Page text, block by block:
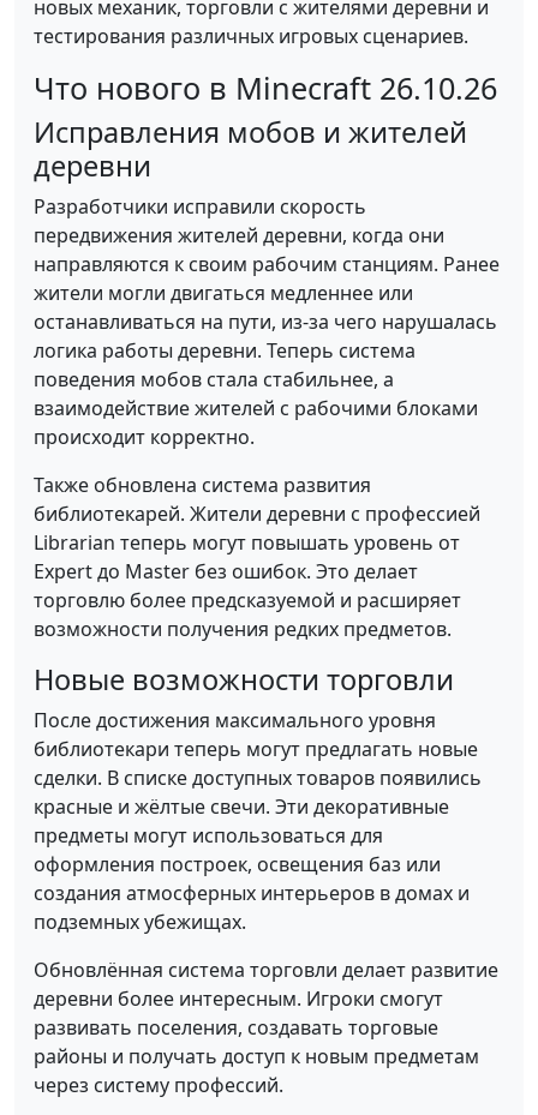
новых механик, торговли с жителями деревни и
тестирования различных игровых сценариев.
Что нового в Minecraft 26.10.26
Исправления мобов и жителей
деревни
Разработчики исправили скорость
передвижения жителей деревни, когда они
направляются к своим рабочим станциям. Ранее
жители могли двигаться медленнее или
останавливаться на пути, из-за чего нарушалась
логика работы деревни. Теперь система
поведения мобов стала стабильнее, а
взаимодействие жителей с рабочими блоками
происходит корректно.
Также обновлена система развития
библиотекарей. Жители деревни с профессией
Librarian теперь могут повышать уровень от
Expert до Master без ошибок. Это делает
торговлю более предсказуемой и расширяет
возможности получения редких предметов.
Новые возможности торговли
После достижения максимального уровня
библиотекари теперь могут предлагать новые
сделки. В списке доступных товаров появились
красные и жёлтые свечи. Эти декоративные
предметы могут использоваться для
оформления построек, освещения баз или
создания атмосферных интерьеров в домах и
подземных убежищах.
Обновлённая система торговли делает развитие
деревни более интересным. Игроки смогут
развивать поселения, создавать торговые
районы и получать доступ к новым предметам
через систему профессий.